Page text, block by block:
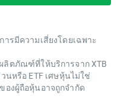
รมีความเสี่ยงโดยเฉพาะ
ลิตภัณฑ์ที่ให้บริการจาก XTB
นหรือ ETF เศษหุ้นไม่ใช่
งผู้ถือหุ้นอาจถูกจำกัด